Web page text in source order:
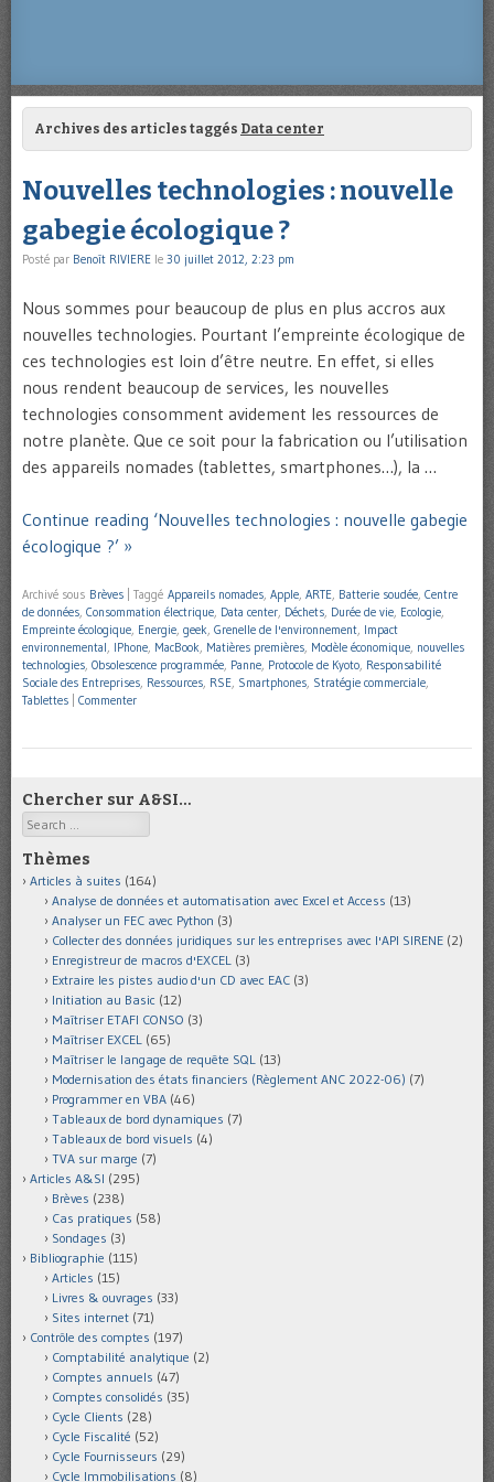
Archives des articles taggés Data center
Nouvelles technologies : nouvelle
gabegie écologique ?
Posté par Benoît RIVIERE le 30 juillet 2012, 2:23 pm
Nous sommes pour beaucoup de plus en plus accros aux
nouvelles technologies. Pourtant l’empreinte écologique de
ces technologies est loin d’être neutre. En effet, si elles
nous rendent beaucoup de services, les nouvelles
technologies consomment avidement les ressources de
notre planète. Que ce soit pour la fabrication ou l’utilisation
des appareils nomades (tablettes, smartphones…), la …
Continue reading ‘Nouvelles technologies : nouvelle gabegie
écologique ?’ »
Archivé sous Brèves Taggé Appareils nomades, Apple, ARTE, Batterie soudée, Centre
de données, Consommation électrique, Data center, Déchets, Durée de vie, Ecologie,
Empreinte écologique, Energie, geek, Grenelle de l'environnement, Impact
environnemental, IPhone, MacBook, Matières premières, Modèle économique, nouvelles
technologies, Obsolescence programmée, Panne, Protocole de Kyoto, Responsabilité
Sociale des Entreprises, Ressources, RSE, Smartphones, Stratégie commerciale,
Tablettes
Commenter
Chercher sur A&SI…
Search
Thèmes
Articles à suites (164)
Analyse de données et automatisation avec Excel et Access (13)
Analyser un FEC avec Python (3)
Collecter des données juridiques sur les entreprises avec l'API SIRENE (2)
Enregistreur de macros d'EXCEL (3)
Extraire les pistes audio d'un CD avec EAC (3)
Initiation au Basic (12)
Maîtriser ETAFI CONSO (3)
Maîtriser EXCEL (65)
Maîtriser le langage de requête SQL (13)
Modernisation des états financiers (Règlement ANC 2022-06) (7)
Programmer en VBA (46)
Tableaux de bord dynamiques (7)
Tableaux de bord visuels (4)
TVA sur marge (7)
Articles A&SI (295)
Brèves (238)
Cas pratiques (58)
Sondages (3)
Bibliographie (115)
Articles (15)
Livres & ouvrages (33)
Sites internet (71)
Contrôle des comptes (197)
Comptabilité analytique (2)
Comptes annuels (47)
Comptes consolidés (35)
Cycle Clients (28)
Cycle Fiscalité (52)
Cycle Fournisseurs (29)
Cycle Immobilisations (8)